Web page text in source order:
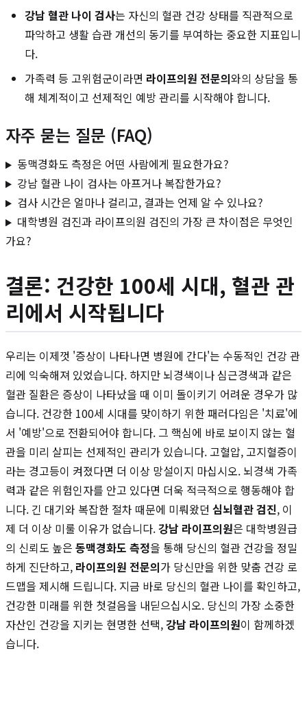
강남 혈관 나이 검사는 자신의 혈관 건강 상태를 직관적으로
파악하고 생활 습관 개선의 동기를 부여하는 중요한 지표입니
다.
가족력 등 고위험군이라면 라이프의원 전문의와의 상담을 통
해 체계적이고 선제적인 예방 관리를 시작해야 합니다.
자주 묻는 질문 (FAQ)
동맥경화도 측정은 어떤 사람에게 필요한가요?
강남 혈관 나이 검사는 아프거나 복잡한가요?
검사 시간은 얼마나 걸리고, 결과는 언제 알 수 있나요?
대학병원 검진과 라이프의원 검진의 가장 큰 차이점은 무엇인
가요?
결론: 건강한 100세 시대, 혈관 관
리에서 시작됩니다
우리는 이제껏 '증상이 나타나면 병원에 간다'는 수동적인 건강 관
리에 익숙해져 있었습니다. 하지만 뇌경색이나 심근경색과 같은
혈관 질환은 증상이 나타났을 때 이미 돌이키기 어려운 경우가 많
습니다. 건강한 100세 시대를 맞이하기 위한 패러다임은 '치료'에
서 '예방'으로 전환되어야 합니다. 그 핵심에 바로 보이지 않는 혈
관을 미리 살피는 선제적인 관리가 있습니다. 고혈압, 고지혈증이
라는 경고등이 켜졌다면 더 이상 망설이지 마십시오. 뇌경색 가족
력과 같은 위험인자를 안고 있다면 더욱 적극적으로 행동해야 합
니다. 긴 대기와 복잡한 절차 때문에 미뤄왔던 심뇌혈관 검진, 이
제 더 이상 미룰 이유가 없습니다.강남 라이프의원은 대학병원급
의 신뢰도 높은 동맥경화도 측정을 통해 당신의 혈관 건강을 정밀
하게 진단하고, 라이프의원 전문의가 당신만을 위한 맞춤 건강 로
드맵을 제시해 드립니다. 지금 바로 당신의 혈관 나이를 확인하고,
건강한 미래를 위한 첫걸음을 내딛으십시오. 당신의 가장 소중한
자산인 건강을 지키는 현명한 선택,강남 라이프의원이 함께하겠
습니다.